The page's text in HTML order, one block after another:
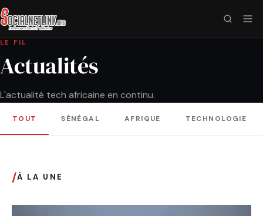
LE FIL
Actualités
L'actualité tech africaine en continu.
TOUT SÉNÉGAL AFRIQUE TECHNOLOGIE
/À LA UNE